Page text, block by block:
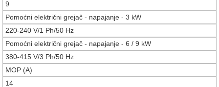
9
Pomoćni električni grejač - napajanje - 3 kW
220-240 V/1 Ph/50 Hz
Pomoćni električni grejač - napajanje - 6 / 9 kW
380-415 V/3 Ph/50 Hz
MOP (A)
14